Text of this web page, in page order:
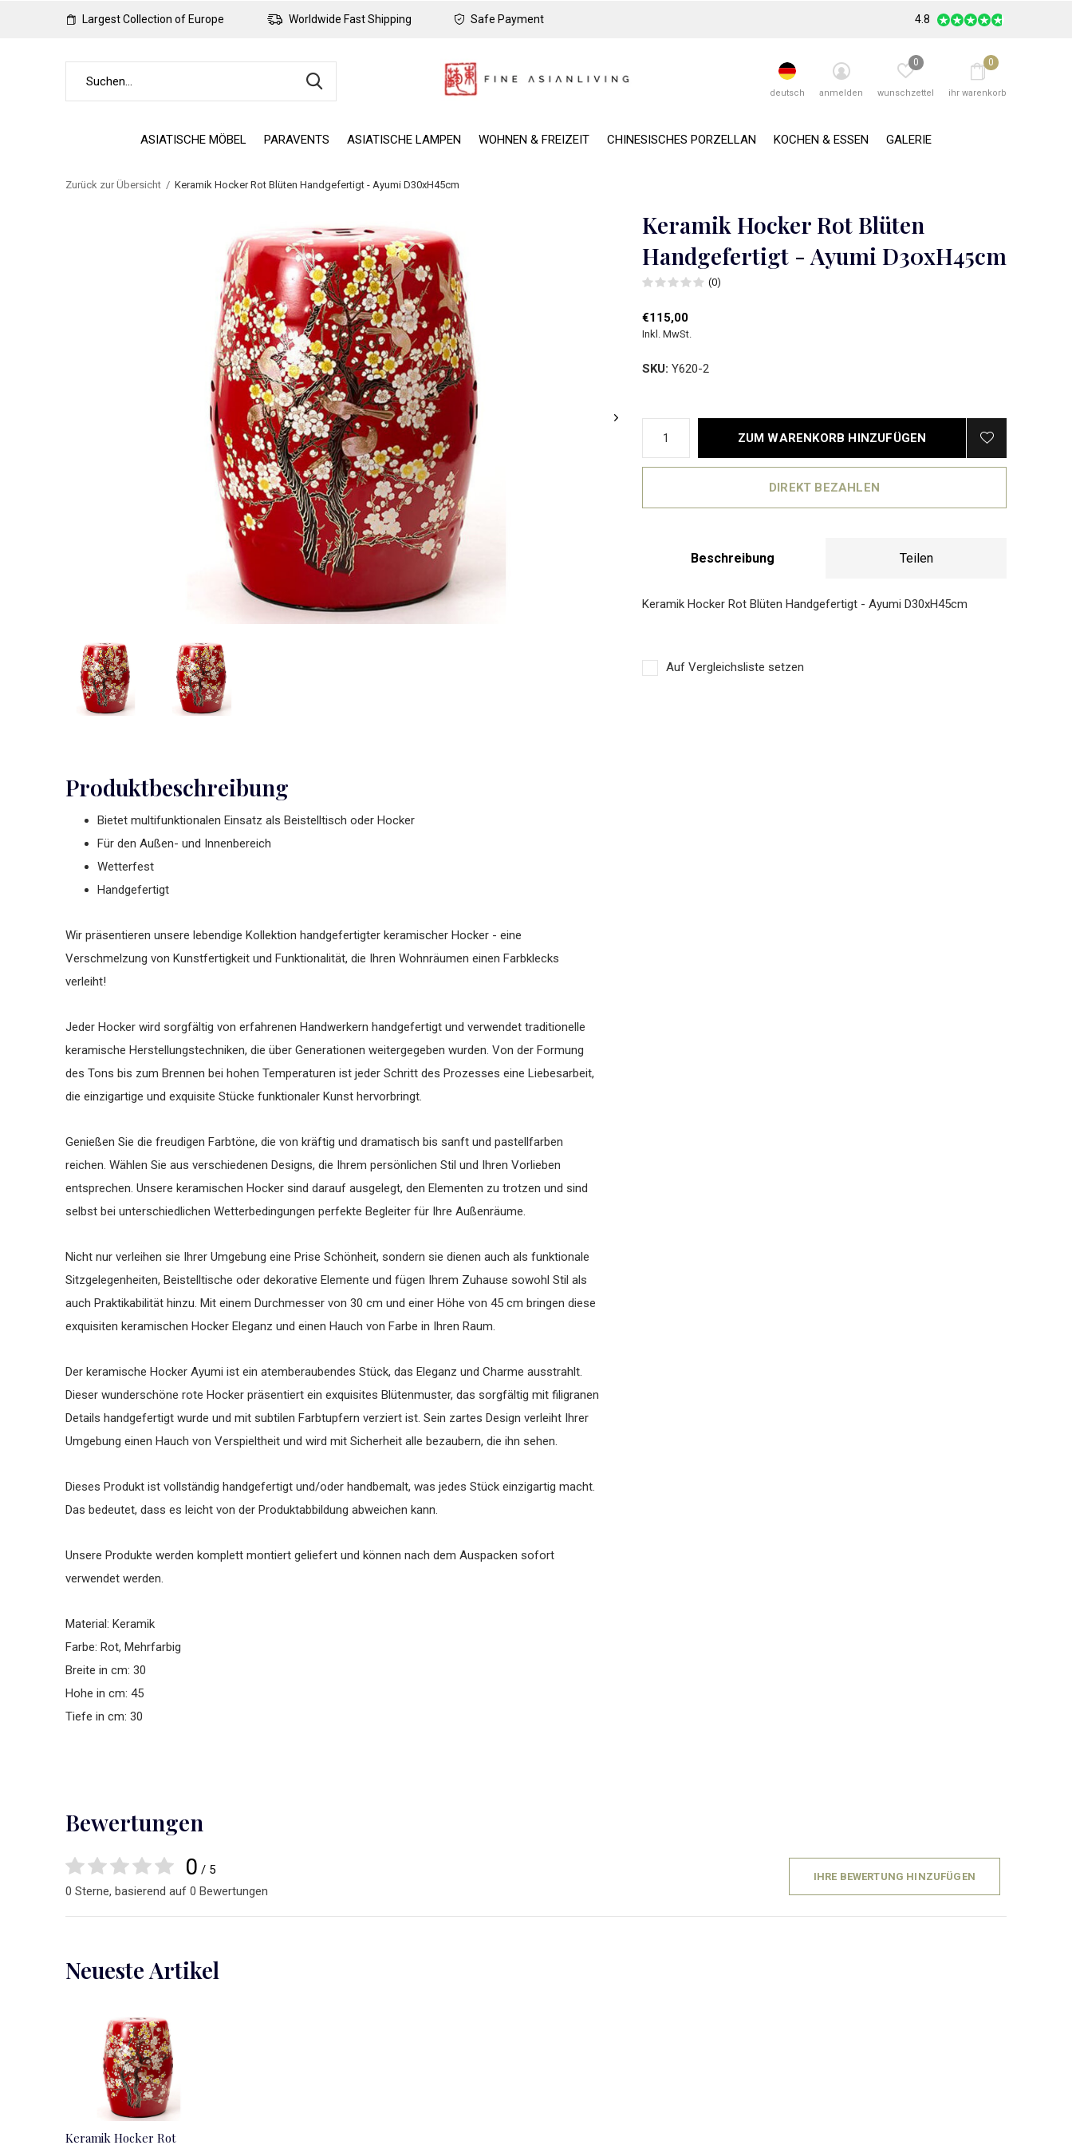
ASIATISCHE MÖBEL PARAVENTS ASIATISCHE LAMPEN WOHNEN & FREIZEIT CHINESISCHES PORZELLAN KOCHEN & ESSEN GALERIE
deutsch anmelden wunschzettel
0
ihr warenkorb
0
Largest Collection of Europe Worldwide Fast Shipping Safe Payment 4.8
Zurück zur Übersicht Keramik Hocker Rot Blüten Handgefertigt - Ayumi D30xH45cm
Keramik Hocker Rot Blüten
Handgefertigt - Ayumi D30xH45cm
(0)
€115,00
Inkl. MwSt.
SKU: Y620-2
ZUM WARENKORB HINZUFÜGEN
DIREKT BEZAHLEN
Beschreibung Teilen
Keramik Hocker Rot Blüten Handgefertigt - Ayumi D30xH45cm
Auf Vergleichsliste setzen
Produktbeschreibung
Bietet multifunktionalen Einsatz als Beistelltisch oder Hocker
Für den Außen- und Innenbereich
Wetterfest
Handgefertigt
Wir präsentieren unsere lebendige Kollektion handgefertigter keramischer Hocker - eine
Verschmelzung von Kunstfertigkeit und Funktionalität, die Ihren Wohnräumen einen Farbklecks
verleiht!
Jeder Hocker wird sorgfältig von erfahrenen Handwerkern handgefertigt und verwendet traditionelle
keramische Herstellungstechniken, die über Generationen weitergegeben wurden. Von der Formung
des Tons bis zum Brennen bei hohen Temperaturen ist jeder Schritt des Prozesses eine Liebesarbeit,
die einzigartige und exquisite Stücke funktionaler Kunst hervorbringt.
Genießen Sie die freudigen Farbtöne, die von kräftig und dramatisch bis sanft und pastellfarben
reichen. Wählen Sie aus verschiedenen Designs, die Ihrem persönlichen Stil und Ihren Vorlieben
entsprechen. Unsere keramischen Hocker sind darauf ausgelegt, den Elementen zu trotzen und sind
selbst bei unterschiedlichen Wetterbedingungen perfekte Begleiter für Ihre Außenräume.
Nicht nur verleihen sie Ihrer Umgebung eine Prise Schönheit, sondern sie dienen auch als funktionale
Sitzgelegenheiten, Beistelltische oder dekorative Elemente und fügen Ihrem Zuhause sowohl Stil als
auch Praktikabilität hinzu. Mit einem Durchmesser von 30 cm und einer Höhe von 45 cm bringen diese
exquisiten keramischen Hocker Eleganz und einen Hauch von Farbe in Ihren Raum.
Der keramische Hocker Ayumi ist ein atemberaubendes Stück, das Eleganz und Charme ausstrahlt.
Dieser wunderschöne rote Hocker präsentiert ein exquisites Blütenmuster, das sorgfältig mit filigranen
Details handgefertigt wurde und mit subtilen Farbtupfern verziert ist. Sein zartes Design verleiht Ihrer
Umgebung einen Hauch von Verspieltheit und wird mit Sicherheit alle bezaubern, die ihn sehen.
Dieses Produkt ist vollständig handgefertigt und/oder handbemalt, was jedes Stück einzigartig macht.
Das bedeutet, dass es leicht von der Produktabbildung abweichen kann.
Unsere Produkte werden komplett montiert geliefert und können nach dem Auspacken sofort
verwendet werden.
Material: Keramik
Farbe: Rot, Mehrfarbig
Breite in cm: 30
Hohe in cm: 45
Tiefe in cm: 30
Bewertungen
0 / 5
0 Sterne, basierend auf 0 Bewertungen
IHRE BEWERTUNG HINZUFÜGEN
Neueste Artikel
Keramik Hocker Rot